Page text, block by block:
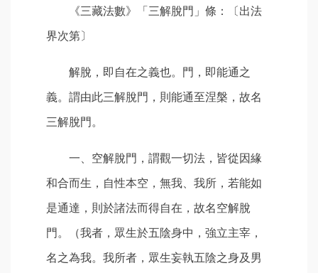
《三藏法數》「三解脫門」條：〔出法
界次第〕
解脫，即自在之義也。門，即能通之
義。謂由此三解脫門，則能通至涅槃，故名
三解脫門。
一、空解脫門，謂觀一切法，皆從因緣
和合而生，自性本空，無我、我所，若能如
是通達，則於諸法而得自在，故名空解脫
門。（我者，眾生於五陰身中，強立主宰，
名之為我。我所者，眾生妄執五陰之身及男